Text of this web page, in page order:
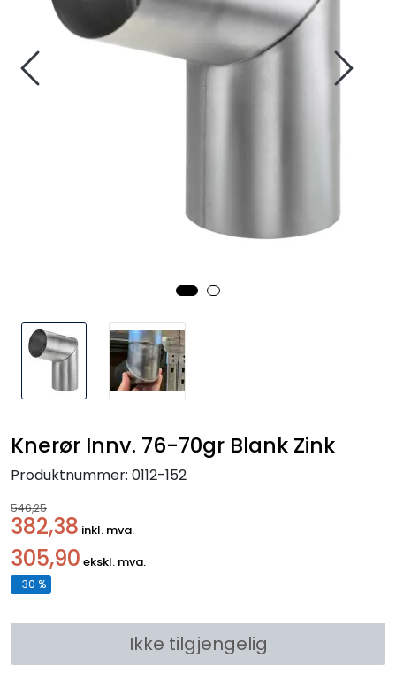
Knerør Innv. 76-70gr Blank Zink
Produktnummer: 0112-152
546,25
382,38 inkl. mva.
305,90 ekskl. mva.
-30 %
Ikke tilgjengelig
Våre leverandører
Handle her!